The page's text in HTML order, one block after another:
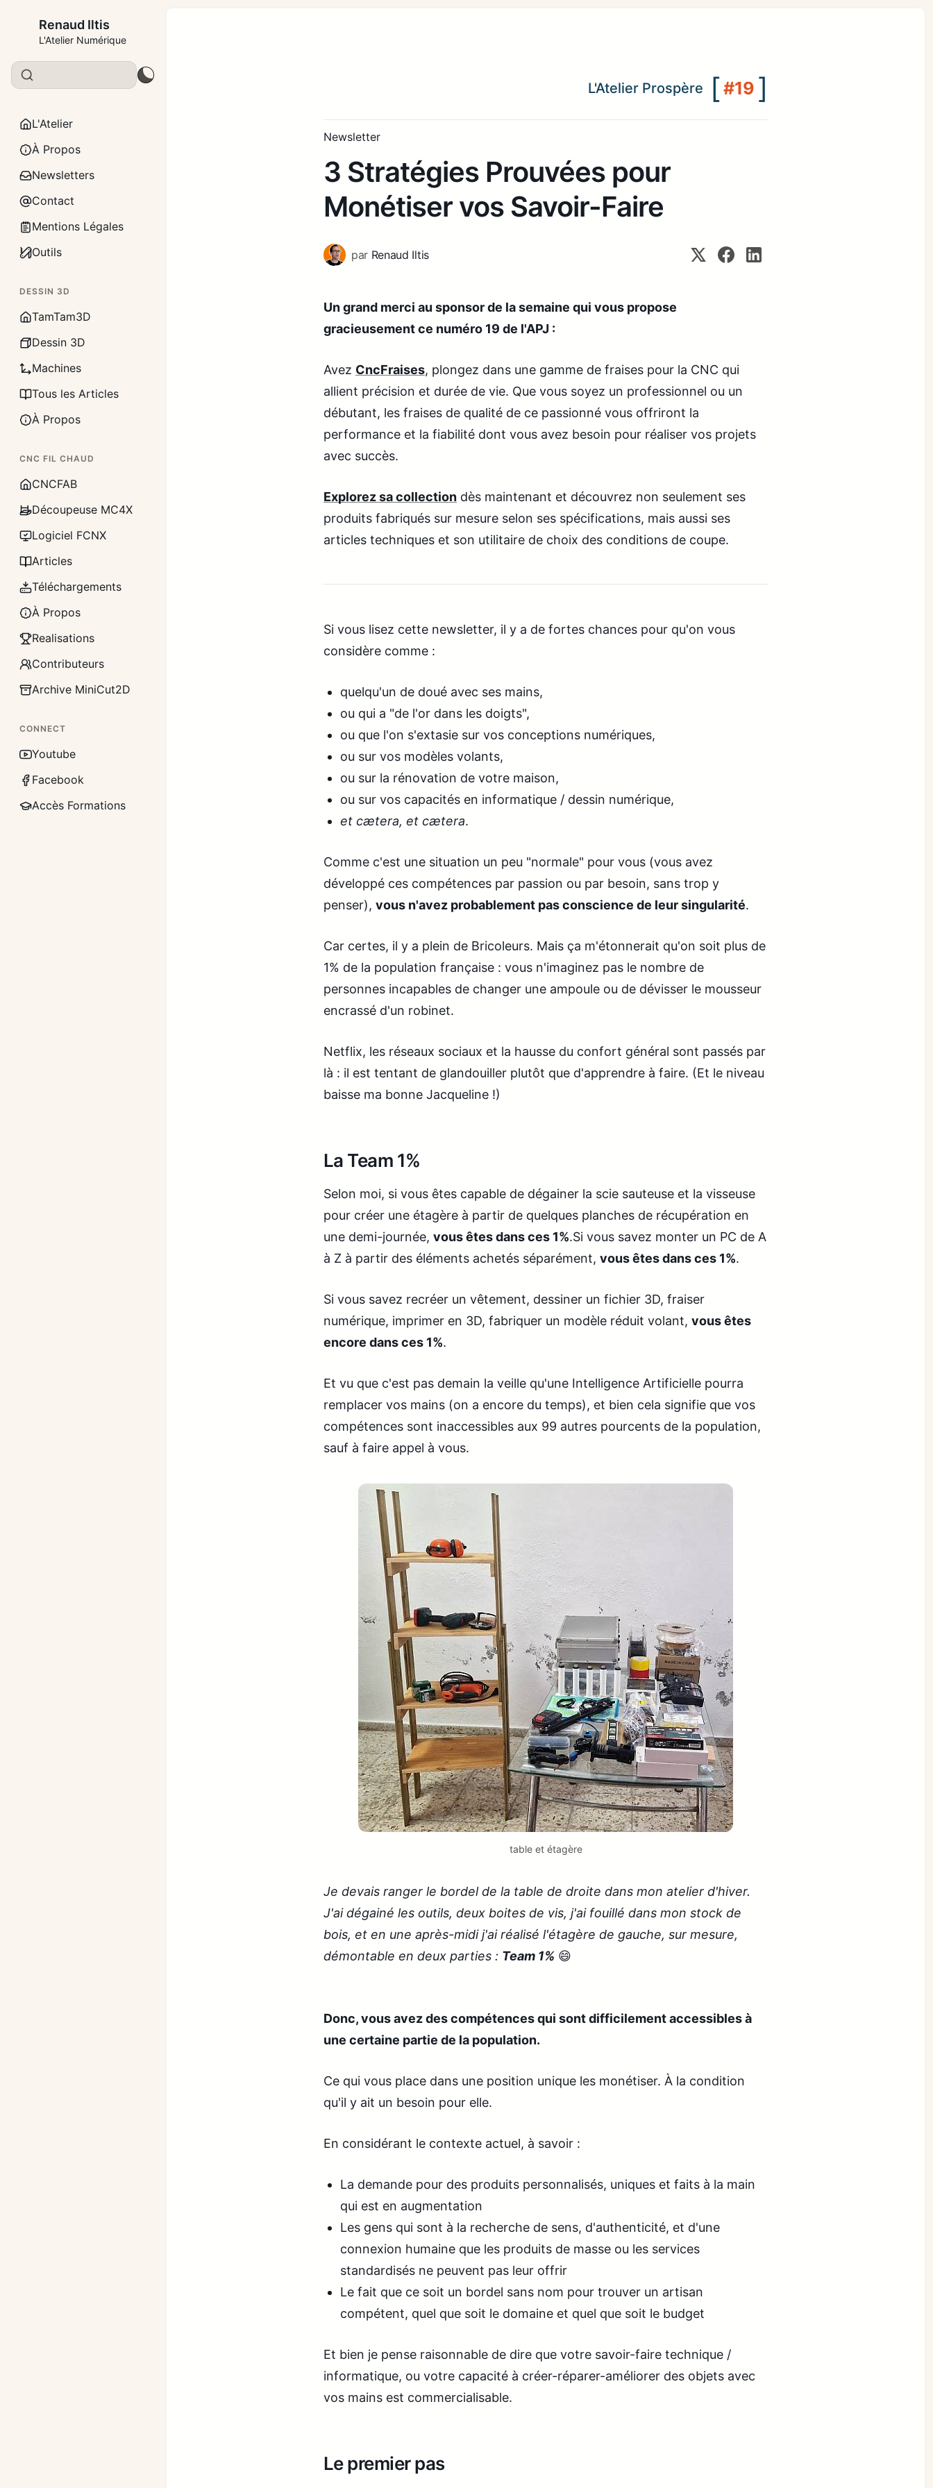
Renaud Iltis
L'Atelier Numérique
L'Atelier
À Propos
Newsletters
Contact
Mentions Légales
Outils
DESSIN 3D
TamTam3D
Dessin 3D
Machines
Tous les Articles
À Propos
CNC FIL CHAUD
CNCFAB
Découpeuse MC4X
Logiciel FCNX
Articles
Téléchargements
À Propos
Realisations
Contributeurs
Archive MiniCut2D
CONNECT
Youtube
Facebook
Accès Formations
L'Atelier Prospère [#19 ]
Newsletter
3 Stratégies Prouvées pour
Monétiser vos Savoir-Faire
par Renaud Iltis
Un grand merci au sponsor de la semaine qui vous propose
gracieusement ce numéro 19 de l'APJ :
Avez CncFraises, plongez dans une gamme de fraises pour la CNC qui
allient précision et durée de vie. Que vous soyez un professionnel ou un
débutant, les fraises de qualité de ce passionné vous offriront la
performance et la fiabilité dont vous avez besoin pour réaliser vos projets
avec succès.
Explorez sa collection dès maintenant et découvrez non seulement ses
produits fabriqués sur mesure selon ses spécifications, mais aussi ses
articles techniques et son utilitaire de choix des conditions de coupe.
Si vous lisez cette newsletter, il y a de fortes chances pour qu'on vous
considère comme :
quelqu'un de doué avec ses mains,
ou qui a "de l'or dans les doigts",
ou que l'on s'extasie sur vos conceptions numériques,
ou sur vos modèles volants,
ou sur la rénovation de votre maison,
ou sur vos capacités en informatique / dessin numérique,
et cætera, et cætera.
Comme c'est une situation un peu "normale" pour vous (vous avez
développé ces compétences par passion ou par besoin, sans trop y
penser), vous n'avez probablement pas conscience de leur singularité.
Car certes, il y a plein de Bricoleurs. Mais ça m'étonnerait qu'on soit plus de
1% de la population française : vous n'imaginez pas le nombre de
personnes incapables de changer une ampoule ou de dévisser le mousseur
encrassé d'un robinet.
Netflix, les réseaux sociaux et la hausse du confort général sont passés par
là : il est tentant de glandouiller plutôt que d'apprendre à faire. (Et le niveau
baisse ma bonne Jacqueline !)
La Team 1%
Selon moi, si vous êtes capable de dégainer la scie sauteuse et la visseuse
pour créer une étagère à partir de quelques planches de récupération en
une demi-journée, vous êtes dans ces 1%.Si vous savez monter un PC de A
à Z à partir des éléments achetés séparément, vous êtes dans ces 1%.
Si vous savez recréer un vêtement, dessiner un fichier 3D, fraiser
numérique, imprimer en 3D, fabriquer un modèle réduit volant, vous êtes
encore dans ces 1%.
Et vu que c'est pas demain la veille qu'une Intelligence Artificielle pourra
remplacer vos mains (on a encore du temps), et bien cela signifie que vos
compétences sont inaccessibles aux 99 autres pourcents de la population,
sauf à faire appel à vous.
table et étagère
Je devais ranger le bordel de la table de droite dans mon atelier d'hiver.
J'ai dégainé les outils, deux boites de vis, j'ai fouillé dans mon stock de
bois, et en une après-midi j'ai réalisé l'étagère de gauche, sur mesure,
démontable en deux parties : Team 1% 😄
Donc, vous avez des compétences qui sont difficilement accessibles à
une certaine partie de la population.
Ce qui vous place dans une position unique les monétiser. À la condition
qu'il y ait un besoin pour elle.
En considérant le contexte actuel, à savoir :
La demande pour des produits personnalisés, uniques et faits à la main
qui est en augmentation
Les gens qui sont à la recherche de sens, d'authenticité, et d'une
connexion humaine que les produits de masse ou les services
standardisés ne peuvent pas leur offrir
Le fait que ce soit un bordel sans nom pour trouver un artisan
compétent, quel que soit le domaine et quel que soit le budget
Et bien je pense raisonnable de dire que votre savoir-faire technique /
informatique, ou votre capacité à créer-réparer-améliorer des objets avec
vos mains est commercialisable.
Le premier pas